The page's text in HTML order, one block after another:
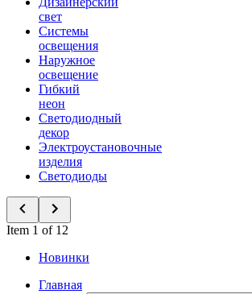
свет
Системы
освещения
Наружное
освещение
Гибкий
неон
Светодиодный
декор
Электроустановочные
изделия
Светодиоды
Item 1 of 12
Новинки
Главная